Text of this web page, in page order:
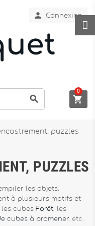
 Connexion
 
0
puzzles
PUZZLES
les objets.
à plusieurs motifs et
cubes Forêt, les
cubes à promener, etc.